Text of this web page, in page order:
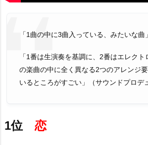
「1曲の中に3曲入っている、みたいな曲
「1番は生演奏を基調に、2番はエレク
の楽曲の中に全く異なる2つのアレンジ
いるところがすごい」（サウンドプロデ
1位 恋